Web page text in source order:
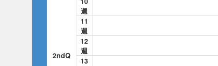
2ndQ
週
11
週
12
週
13